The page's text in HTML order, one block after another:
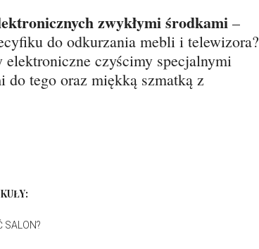
zwykłymi środkami –
do odkurzania mebli i telewizora?
elektroniczne czyścimy specjalnymi
do tego oraz miękką szmatką z
SALON?